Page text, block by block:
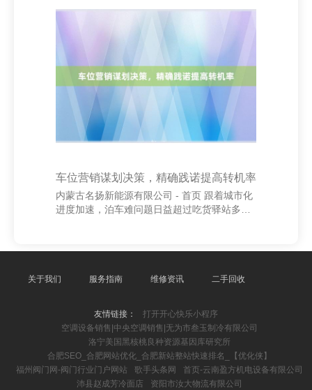
算鸿沟，从而放大了收益和风险。时常合计，
DFL在1.5至2.5之间是比拟合理的区间，这标
明企业在收尾诓骗债务的同期，保合手了较好
的财务自如性。
车位营销谋划决策，精确践诺提高转机率
内蒙古名扬新能源有限公司 - 首页 跟着城市化
进度加速，泊车难问题日益超过吃货驿站多功
借效果，制定一套科学、高效的营销谋划决策
对邻近小区住户、企业职工及邻近生意用户，
确触达。 其次，优化践诺渠谈。聚会线上线下
样子，线上运用卤莽媒体、短视频平台进行施
行营销，提高品牌曝光；线下则通过社区宣
传、地推行径增强客户信任感。 第三，策画劝
诱东谈主
关于我们 服务指南 维修资讯 二手回收
友情链接：
打开开心快乐小程序
空调设备销售|中央空调销售|无为市叁玉制冷有限公司
洛宁美国黑核桃良种资源基因库研究所
合肥SEO_合肥网站优化_合肥新站整站快速排名_【优化侠】
福州阀门网-阀门行业门户网站
歌手头条网
首页-云南盈方机电设备有限公司
沛县赵成芳冷面店
资阳市汝大物流有限公司